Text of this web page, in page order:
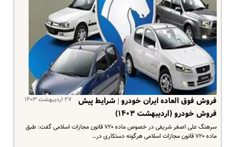
۲۷ اردیبهشت ۱۴۰۳
فروش فوق العاده ایران خودرو | شرایط پیش
فروش خودرو (اردیبهشت ۱۴۰۳)
سرهنگ علی اصغر شریفی در خصوص ماده ۷۲۰ قانون مجازات اسلامی گفت: طبق
ماده ۷۲۰ قانون مجازات اسلامی هرگونه دستکاری در…